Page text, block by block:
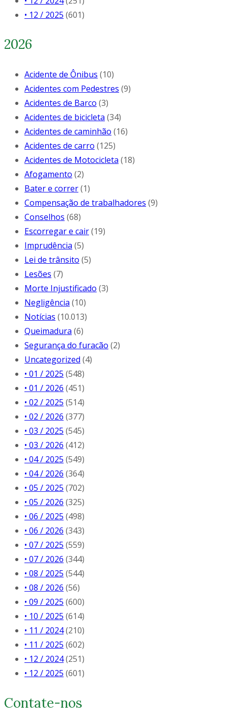
• 12 / 2025 (601)
2026
Acidente de Ônibus (10)
Acidentes com Pedestres (9)
Acidentes de Barco (3)
Acidentes de bicicleta (34)
Acidentes de caminhão (16)
Acidentes de carro (125)
Acidentes de Motocicleta (18)
Afogamento (2)
Bater e correr(1)
Compensação de trabalhadores (9)
Conselhos (68)
Escorregar e cair(19)
Imprudência (5)
Lei de trânsito (5)
Lesões (7)
Morte Injustificado (3)
Negligência (10)
Notícias (10.013)
Queimadura (6)
Segurança do furacão (2)
Uncategorized (4)
• 01 / 2025 (548)
• 01 / 2026 (451)
• 02 / 2025 (514)
• 02 / 2026 (377)
• 03 / 2025 (545)
• 03 / 2026 (412)
• 04 / 2025 (549)
• 04 / 2026 (364)
• 05 / 2025 (702)
• 05 / 2026 (325)
• 06 / 2025 (498)
• 06 / 2026 (343)
• 07 / 2025 (559)
• 07 / 2026 (344)
• 08 / 2025 (544)
• 08 / 2026 (56)
• 09 / 2025 (600)
• 10 / 2025 (614)
• 11 / 2024(210)
• 11 / 2025 (602)
• 12 / 2024(251)
• 12 / 2025 (601)
Contate-nos